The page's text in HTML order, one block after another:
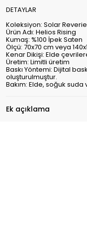
DETAYLAR
Koleksiyon: Solar Reverie
Ürün Adı: Helios Rising
Kumaş: %100 İpek Saten
Ölçü: 70x70 cm veya
Kenar Dikişi: Elde
Üretim: Limitli üretim
Baskı Yöntemi: Dijital
oluşturulmuştur.
Bakım: Elde, soğuk suda
Ek açıklama